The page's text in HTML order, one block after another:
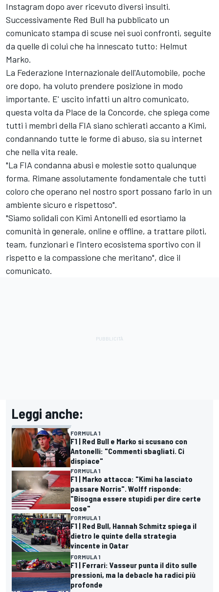
Instagram dopo aver ricevuto diversi insulti.
Successivamente Red Bull ha pubblicato un
comunicato stampa di scuse nei suoi confronti, seguite
da quelle di colui che ha innescato tutto: Helmut
Marko.
La Federazione Internazionale dell'Automobile, poche
ore dopo, ha voluto prendere posizione in modo
importante. E' uscito infatti un altro comunicato,
questa volta da Place de la Concorde, che spiega come
tutti i membri della FIA siano schierati accanto a Kimi,
condannando tutte le forme di abuso, sia su internet
che nella vita reale.
"La FIA condanna abusi e molestie sotto qualunque
forma. Rimane assolutamente fondamentale che tutti
coloro che operano nel nostro sport possano farlo in un
ambiente sicuro e rispettoso".
"Siamo solidali con Kimi Antonelli ed esortiamo la
comunità in generale, online e offline, a trattare piloti,
team, funzionari e l'intero ecosistema sportivo con il
rispetto e la compassione che meritano", dice il
comunicato.
Leggi anche:
FORMULA 1
F1 | Red Bull e Marko si scusano con
Antonelli: "Commenti sbagliati. Ci
dispiace"
FORMULA 1
F1 | Marko attacca: "Kimi ha lasciato
passare Norris". Wolff risponde:
"Bisogna essere stupidi per dire certe
cose"
FORMULA 1
F1 | Red Bull, Hannah Schmitz spiega il
dietro le quinte della strategia
vincente in Qatar
FORMULA 1
F1 | Ferrari: Vasseur punta il dito sulle
pressioni, ma la debacle ha radici più
profonde